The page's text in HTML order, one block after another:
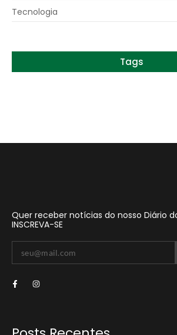
Tecnologia
Tags
Quer receber notícias do nosso Diário
INSCREVA-SE